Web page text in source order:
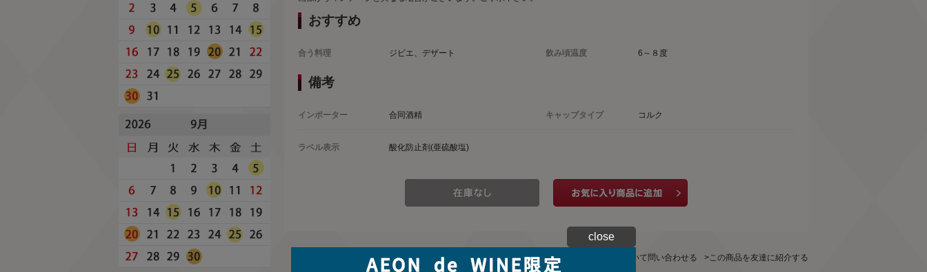
おすすめ
合う料理 ジビエ、デザート 飲み頃温度 6～８度
備考
インポーター 合同酒精 キャップタイプ コルク
ラベル表示 酸化防止剤(亜硫酸塩)
>この商品について問い合わせる >この商品を友達に紹介する
close